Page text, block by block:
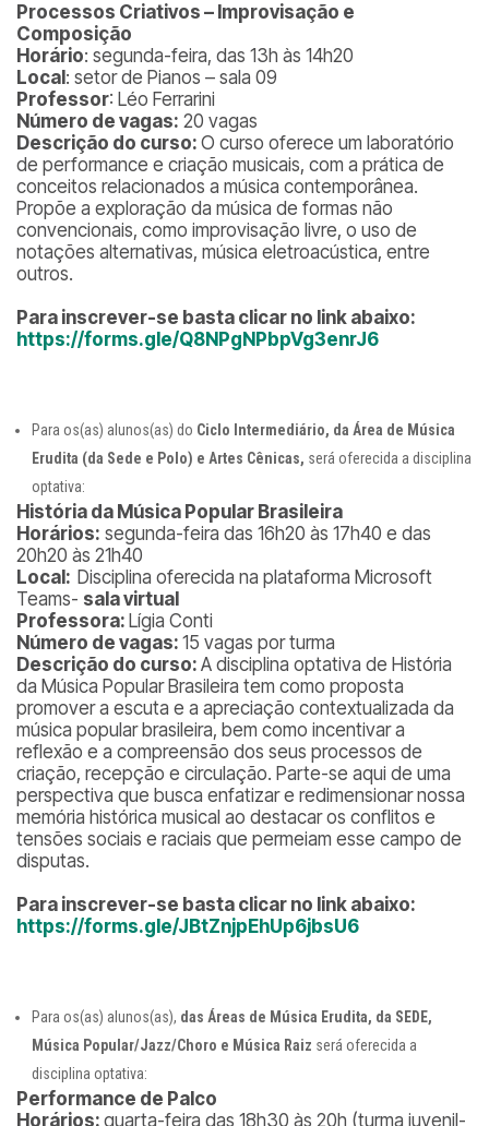
Processos Criativos – Improvisação e
Composição
Horário: segunda-feira, das 13h às 14h20
Local : setor de Pianos – sala 09
Professor: Léo Ferrarini
Número de vagas: 20 vagas
Descrição do curso: O curso oferece um laboratório
de performance e criação musicais, com a prática de
conceitos relacionados a música contemporânea.
Propõe a exploração da música de formas não
convencionais, como improvisação livre, o uso de
notações alternativas, música eletroacústica, entre
outros.
Para inscrever-se basta clicar no link abaixo:
https://forms.gle/Q8NPgNPbpVg3enrJ6
Para os(as) alunos(as) do Ciclo Intermediário, da Área de Música
Erudita (da Sede e Polo) e Artes Cênicas, será oferecida a disciplina
optativa:
História da Música Popular Brasileira
Horários: segunda-feira das 16h20 às 17h40 e das
20h20 às 21h40
Local: Disciplina oferecida na plataforma Microsoft
Teams- sala virtual
Professora: Lígia Conti
Número de vagas: 15 vagas por turma
Descrição do curso: A disciplina optativa de História
da Música Popular Brasileira tem como proposta
promover a escuta e a apreciação contextualizada da
música popular brasileira, bem como incentivar a
reflexão e a compreensão dos seus processos de
criação, recepção e circulação. Parte-se aqui de uma
perspectiva que busca enfatizar e redimensionar nossa
memória histórica musical ao destacar os conflitos e
tensões sociais e raciais que permeiam esse campo de
disputas.
Para inscrever-se basta clicar no link abaixo:
https://forms.gle/JBtZnjpEhUp6jbsU6
Para os(as) alunos(as), das Áreas de Música Erudita, da SEDE,
Música Popular/Jazz/Choro e Música Raiz será oferecida a
disciplina optativa:
Performance de Palco
Horários: quarta-feira das 18h30 às 20h (turma juvenil-